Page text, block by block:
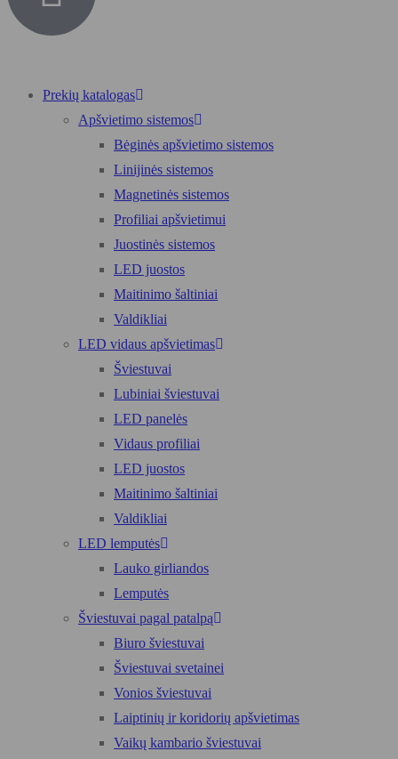
Prekių katalogas
Apšvietimo sistemos
Bėginės apšvietimo sistemos
Linijinės sistemos
Magnetinės sistemos
Profiliai apšvietimui
Juostinės sistemos
LED juostos
Maitinimo šaltiniai
Valdikliai
LED vidaus apšvietimas
Šviestuvai
Lubiniai šviestuvai
LED panelės
Vidaus profiliai
LED juostos
Maitinimo šaltiniai
Valdikliai
LED lemputės
Lauko girliandos
Lemputės
Šviestuvai pagal patalpą
Biuro šviestuvai
Šviestuvai svetainei
Vonios šviestuvai
Laiptinių ir koridorių apšvietimas
Vaikų kambario šviestuvai